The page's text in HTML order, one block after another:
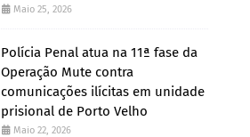
Maio 25, 2026
Polícia Penal atua na 11ª fase da
Operação Mute contra
comunicações ilícitas em unidade
prisional de Porto Velho
Maio 22, 2026